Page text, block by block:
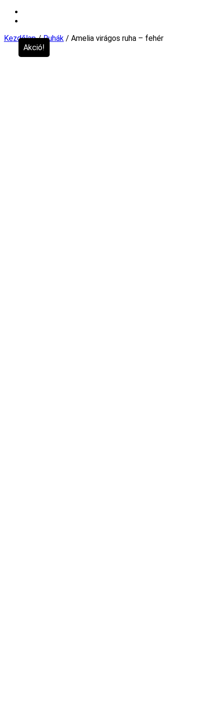
Kezdőlap/Ruhák / Amelia virágos ruha – fehér
Akció!